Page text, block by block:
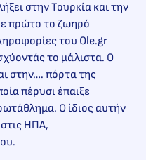
στην Τουρκία και την
πρώτο το ζωηρό
του Ole.gr
το μάλιστα. Ο
στην…. πόρτα της
πέρυσι έπαιξε
Ο ίδιος αυτήν
ΗΠΑ,